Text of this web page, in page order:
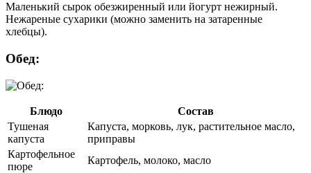
Маленький сырок обезжиренный или йогурт нежирный.
Нежареные сухарики (можно заменить на затаренные
хлебцы).
Обед:
Блюдо
Состав
Тушеная
капуста
Капуста, морковь, лук, растительное масло,
приправы
Картофельное
пюре
Картофель, молоко, масло